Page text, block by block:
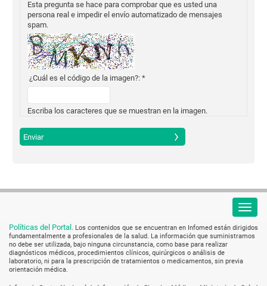
Esta pregunta se hace para comprobar que es usted una
persona real e impedir el envío automatizado de mensajes
spam.
¿Cuál es el código de la imagen?: *
Escriba los caracteres que se muestran en la imagen.
Políticas del Portal. Los contenidos que se encuentran en Infomed están dirigidos
fundamentalmente a profesionales de la salud. La información que suministramos
no debe ser utilizada, bajo ninguna circunstancia, como base para realizar
diagnósticos médicos, procedimientos clínicos, quirúrgicos o análisis de
laboratorio, ni para la prescripción de tratamientos o medicamentos, sin previa
orientación médica.